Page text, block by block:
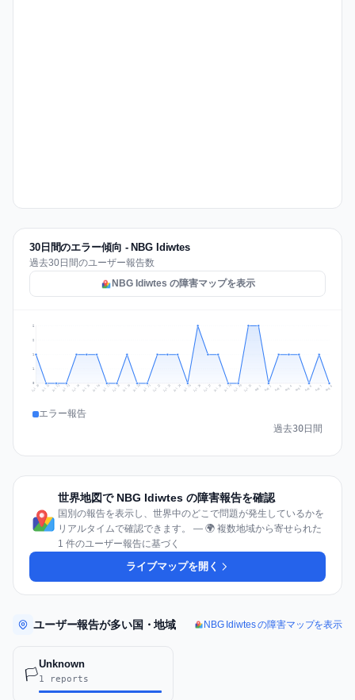
30日間のエラー傾向 - NBG Idiwtes
過去30日間のユーザー報告数
NBG Idiwtes の障害マップを表示
1
1
2
2
Jul 10 Jul 11 Jul 12 Jul 13 Jul 14 Jul 15 Jul 16 Jul 17 Jul 18 Jul 19 Jul 20 Jul 21 Jul 22 Jul 23 Jul 24 Jul 25 Jul 26 Jul 27 Jul 28 Jul 29 Jul 30 Jul 31 Aug 1 Aug 2 Aug 3 Aug 4 Aug 5 Aug 6 Aug 7 Aug 8
エラー報告
過去30日間
世界地図で NBG Idiwtes の障害報告を確認
国別の報告を表示し、世界中のどこで問題が発生しているかを
リアルタイムで確認できます。 — 🌍 複数地域から寄せられた
1 件のユーザー報告に基づく
ライブマップを開く
ユーザー報告が多い国・地域 NBG Idiwtes の障害マップを表示
🏳️
Unknown
1 reports